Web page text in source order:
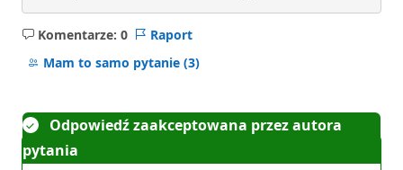
Komentarze: 0
Brak
komentarzy
Raport
Mam to samo pytanie (3)
Odpowiedź zaakceptowana przez autora
pytania